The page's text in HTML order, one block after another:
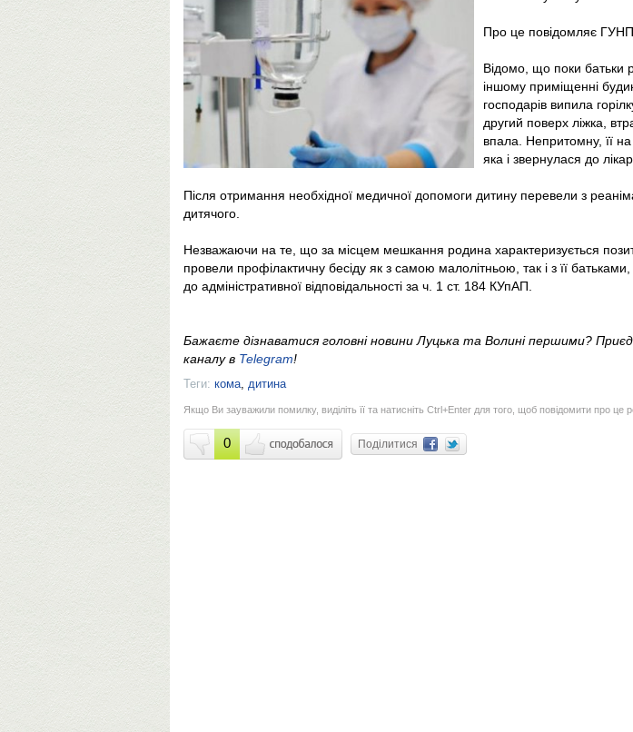
Про це повідомляє ГУНП
Відомо, що поки батьки
іншому приміщенні
господарів випила
другий поверх ліжка,
впала. Непритомну, її
яка і звернулася до
Після отримання необхідної медичної допомоги дитину перевели з
дитячого.
Незважаючи на те, що за місцем мешкання родина характеризується
провели профілактичну бесіду як з самою малолітньою, так і з її
до адміністративної відповідальності за ч. 1 ст. 184 КУпАП.
Бажаєте дізнаватися головні новини Луцька та Волині першими?
каналу в Telegram!
Теги: кома, дитина
Якщо Ви зауважили помилку, виділіть її та натисніть Ctrl+Enter для того, щоб повідомити про це
0 Поділитися